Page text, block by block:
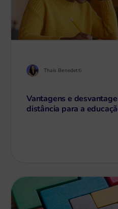
Thaís Benedetti
Vantagens e
distância para a